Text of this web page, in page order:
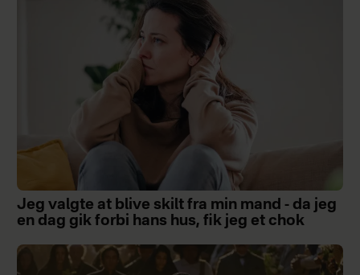
Jeg valgte at blive skilt fra min mand - da jeg
en dag gik forbi hans hus, fik jeg et chok